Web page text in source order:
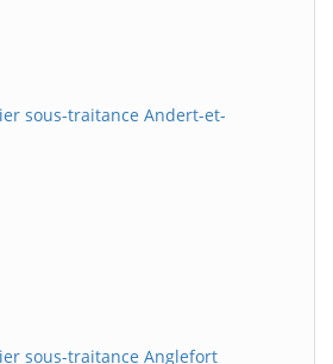
sous-traitance Andert-et-
sous-traitance Anglefort